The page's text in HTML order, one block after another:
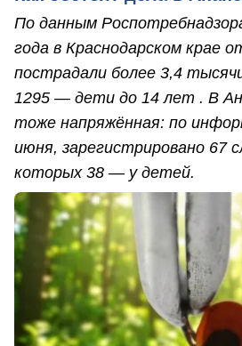
По данным
года в Краснодарском крае
пострадали более 3,4
1295 — дети до 14 лет . В
тоже напряжённая: по
июня, зарегистрировано 67
которых 38 — у детей.